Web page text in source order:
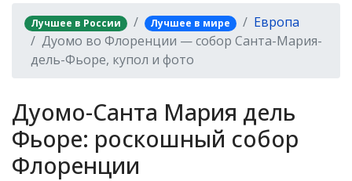
Лучшее в России Лучшее в мире
Европа
Дуомо во Флоренции — собор Санта-Мария-
дель-Фьоре, купол и фото
Дуомо-Санта Мария дель
Фьоре: роскошный собор
Флоренции